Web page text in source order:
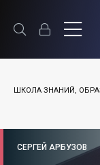
ШКОЛА ЗНАНИЙ,
СЕРГЕЙ АРБУЗОВ